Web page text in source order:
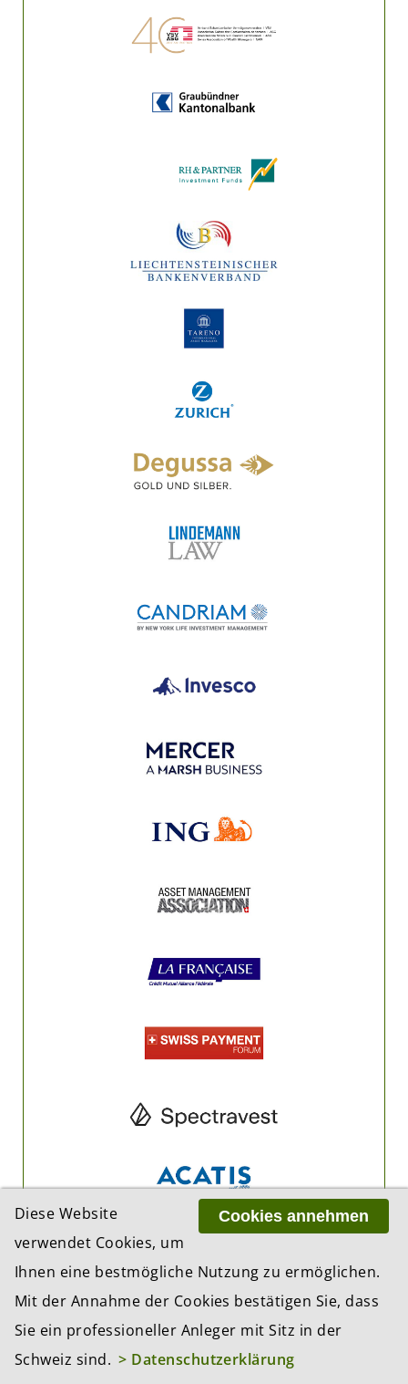
Cookies annehmen
Diese Website
verwendet Cookies, um
Ihnen eine bestmögliche Nutzung zu ermöglichen.
Mit der Annahme der Cookies bestätigen Sie, dass
Sie ein professioneller Anleger mit Sitz in der
Schweiz sind. > Datenschutzerklärung